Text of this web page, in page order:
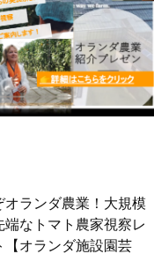
オランダ農業！大規模
端なトマト農家視察レ
【オランダ施設園芸